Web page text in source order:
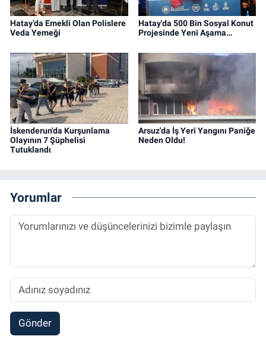
Hatay’da Emekli Olan Polislere
Veda Yemeği
Hatay'da 500 Bin Sosyal Konut
Projesinde Yeni Aşama…
İskenderun'da Kurşunlama
Olayının 7 Şüphelisi
Tutuklandı
Arsuz'da İş Yeri Yangını Paniğe
Neden Oldu!
Yorumlar
Gönder